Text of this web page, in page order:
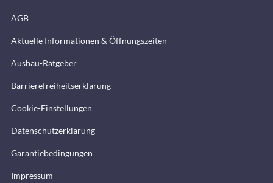
AGB
Aktuelle Informationen & Öffnungszeiten
Ausbau-Ratgeber
Barrierefreiheitserklärung
Cookie-Einstellungen
Datenschutzerklärung
Garantiebedingungen
Impressum